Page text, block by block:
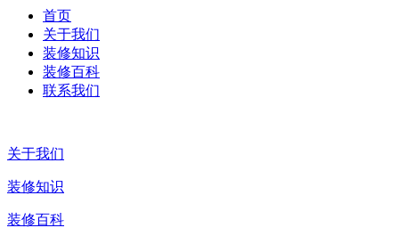
首页
关于我们
装修知识
装修百科
联系我们
关于我们
装修知识
装修百科